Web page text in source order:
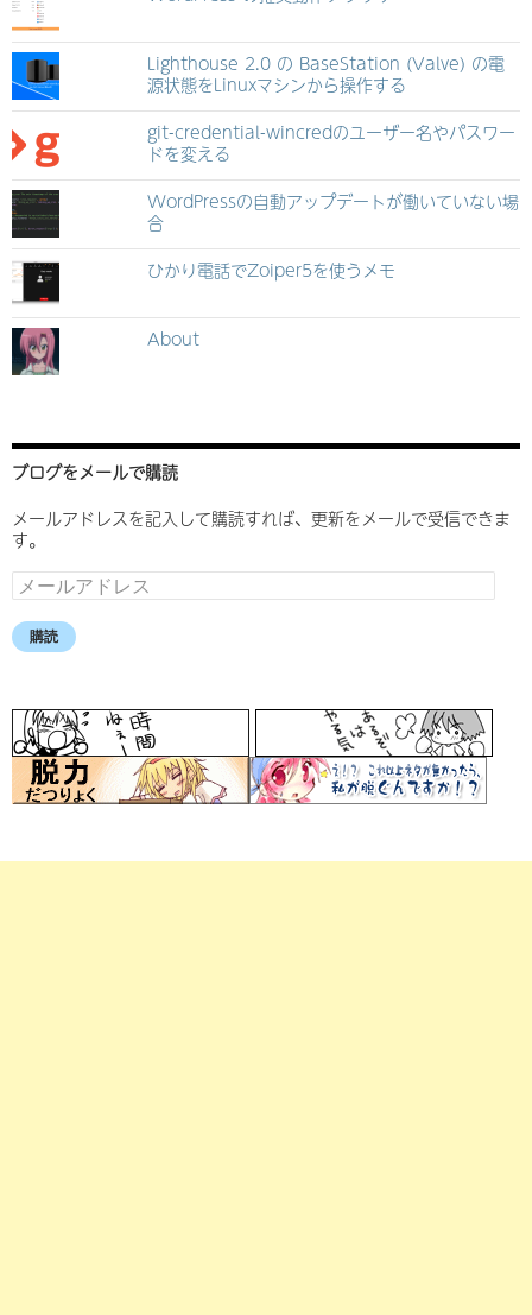
Lighthouse 2.0 の BaseStation (Valve) の電
源状態をLinuxマシンから操作する
git-credential-wincredのユーザー名やパスワー
ドを変える
WordPressの自動アップデートが働いていない場
合
ひかり電話でZoiper5を使うメモ
About
ブログをメールで購読
メールアドレスを記入して購読すれば、更新をメールで受信できま
す。
メ
ー
ル
ア
ス
購読